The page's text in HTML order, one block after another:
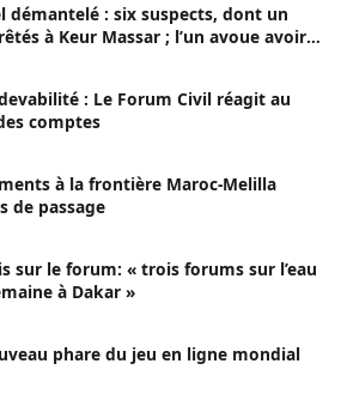
démantelé : six suspects, dont un
à Keur Massar ; l’un avoue avoir
2018
: Le Forum Civil réagit au
comptes
à la frontière Maroc-Melilla
de passage
sur le forum: « trois forums sur l’eau
à Dakar »
phare du jeu en ligne mondial